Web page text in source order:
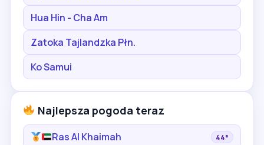
Hua Hin - Cha Am
Zatoka Tajlandzka Płn.
Ko Samui
Najlepsza pogoda teraz
Ras Al Khaimah 44°